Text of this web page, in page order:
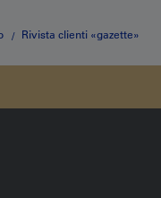
Rivista clienti «gazette»